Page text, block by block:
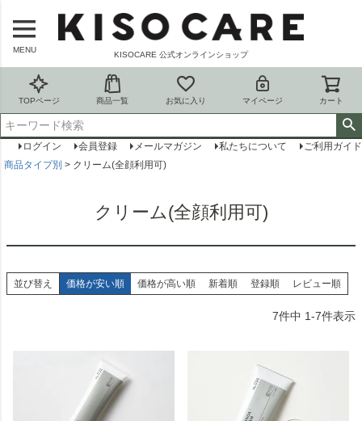
MENU
KISOCARE 公式オンラインショップ
TOPページ 商品一覧 お気に入り マイページ カート
ログイン 会員登録 メールマガジン 私たちについて
ご利用ガイド
商品タイプ別
クリーム(全顔利用可)
クリーム(全顔利用可)
並び替え 価格が安い順 価格が高い順 新着順 登録順 レビュー順
7件中 1-7件表示